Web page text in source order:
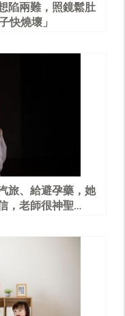
陷兩難，照鏡鬆肚
快燒壞」
旅、給避孕藥，她
，老師很神聖…